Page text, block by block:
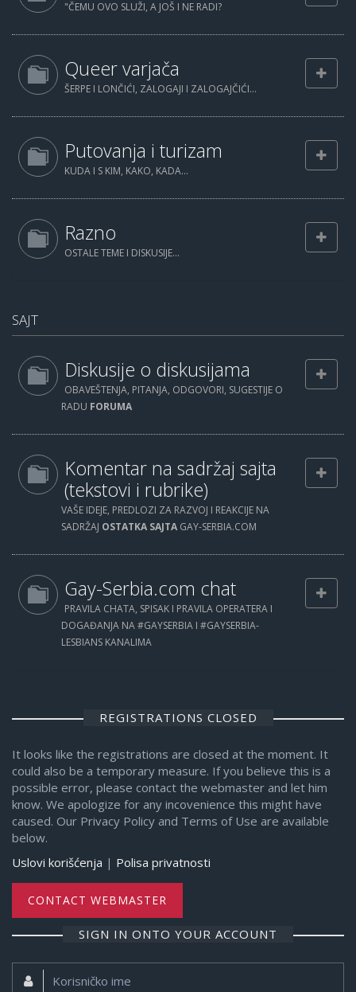
"ČEMU OVO SLUŽI, A JOŠ I NE RADI?
Queer varjača
ŠERPE I LONČIĆI, ZALOGAJI I ZALOGAJČIĆI...
Putovanja i turizam
KUDA I S KIM, KAKO, KADA...
Razno
OSTALE TEME I DISKUSIJE...
SAJT
Diskusije o diskusijama
OBAVEŠTENJA, PITANJA, ODGOVORI, SUGESTIJE O
RADU FORUMA
Komentar na sadržaj sajta
(tekstovi i rubrike)
VAŠE IDEJE, PREDLOZI ZA RAZVOJ I REAKCIJE NA
SADRŽAJ OSTATKA SAJTA GAY-SERBIA.COM
Gay-Serbia.com chat
PRAVILA CHATA, SPISAK I PRAVILA OPERATERA I
DOGAĐANJA NA #GAYSERBIA I #GAYSERBIA-
LESBIANS KANALIMA
REGISTRATIONS CLOSED
It looks like the registrations are closed at the moment. It
could also be a temporary measure. If you believe this is a
possible error, please contact the webmaster and let him
know. We apologize for any incovenience this might have
caused. Our Privacy Policy and Terms of Use are available
below.
Uslovi korišćenja | Polisa privatnosti
CONTACT WEBMASTER
SIGN IN ONTO YOUR ACCOUNT
Korisničko